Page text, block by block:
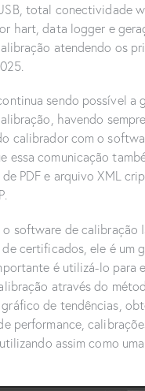
total conectividade
hart, data logger e
atendendo os
sendo possível a
havendo
calibrador com o
essa comunicação
PDF e arquivo XML
o software de calibração
certificados, ele é um
é utilizá-lo para
através do
de tendências,
performance,
assim como